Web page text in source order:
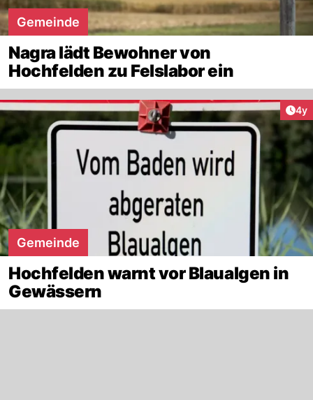
Gemeinde
Nagra lädt Bewohner von
Hochfelden zu Felslabor ein
4y
Gemeinde
Hochfelden warnt vor Blaualgen in
Gewässern